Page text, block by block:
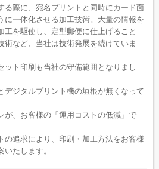
る際に、宛名プリントと同時にカード面
に一体化させる加工技術。大量の情報を
を駆使し、定型郵便に仕上げること
術など、当社は技術発展を続けていま
ット印刷も当社の守備範囲となりまし
デジタルプリント機の垣根が無くなって
が、お客様の「運用コストの低減」で
の追求により、印刷・加工方法をお客様
たします。